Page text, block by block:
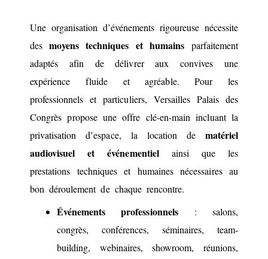
Une organisation d’événements rigoureuse nécessite
desmoyens techniques et humains parfaitement
adaptés afin de délivrer aux convives une
expérience fluide et agréable. Pour les
professionnels et particuliers, Versailles Palais des
Congrès propose une offre clé-en-main incluant la
privatisation d’espace, la location de matériel
audiovisuel et événementielainsi que les
prestations techniques et humaines nécessaires au
bon déroulement de chaque rencontre.
Événements professionnels: salons,
congrès, conférences, séminaires, team-
building, webinaires, showroom, réunions,